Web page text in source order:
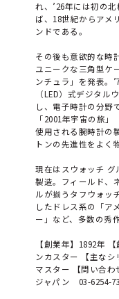
れ、’26年には初の
ば、18世紀からアメ
ンドである。
その後も意欲的な時
ユニークな三角型ケ
ンチュラ」を発表。
（LED）式デジタル
し、電子時計の分野
「2001年宇宙の旅
使用される腕時計の
トンの先進性をよく
現在はスウォッチ グ
製造。フィールド、
ルが揃うタフウォッ
したドレス系の「ア
ー」など、多数の秀
【創業年】1892年
ンカスター 【主な
マスター 【問い合わ
ジャパン 03-6254-